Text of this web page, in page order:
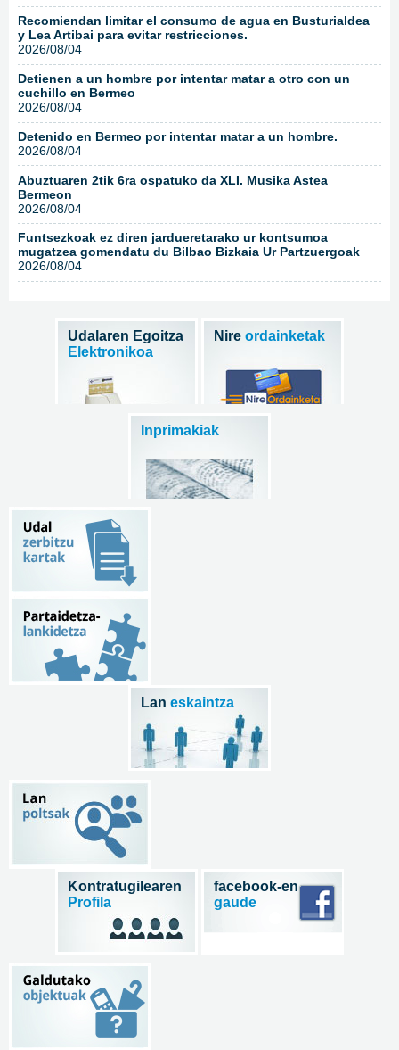
Recomiendan limitar el consumo de agua en Busturialdea
y Lea Artibai para evitar restricciones.
2026/08/04
Detienen a un hombre por intentar matar a otro con un
cuchillo en Bermeo
2026/08/04
Detenido en Bermeo por intentar matar a un hombre.
2026/08/04
Abuztuaren 2tik 6ra ospatuko da XLI. Musika Astea
Bermeon
2026/08/04
Funtsezkoak ez diren jardueretarako ur kontsumoa
mugatzea gomendatu du Bilbao Bizkaia Ur Partzuergoak
2026/08/04
Udalaren Egoitza
Elektronikoa
Nire ordainketak
Inprimakiak
Lan eskaintza
Kontratugilearen
Profila
facebook-en
gaude